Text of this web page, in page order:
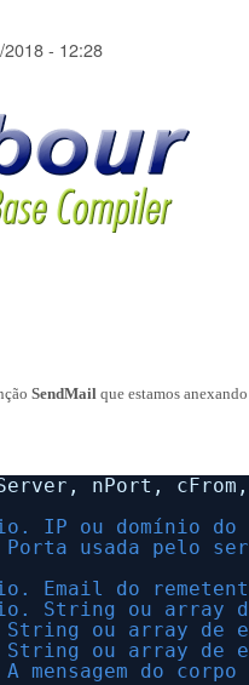
- 12:28
SendMail que estamos
nPort,
IP ou domínio
usada pelo
Email do
String ou array
String ou array de
String ou array de
mensagem do